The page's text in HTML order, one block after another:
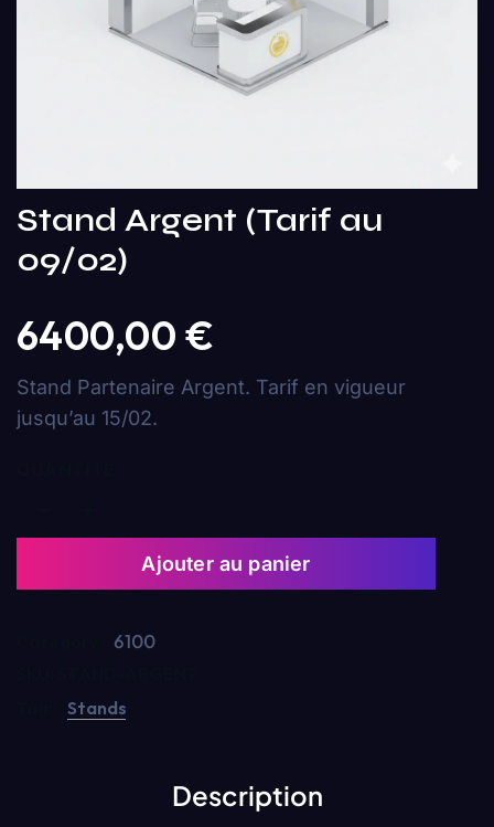
Stand Argent (Tarif au
09/02)
6400,00 €
Stand Partenaire Argent. Tarif en vigueur
jusqu’au 15/02.
Ajouter au panier
6100
Stands
Description